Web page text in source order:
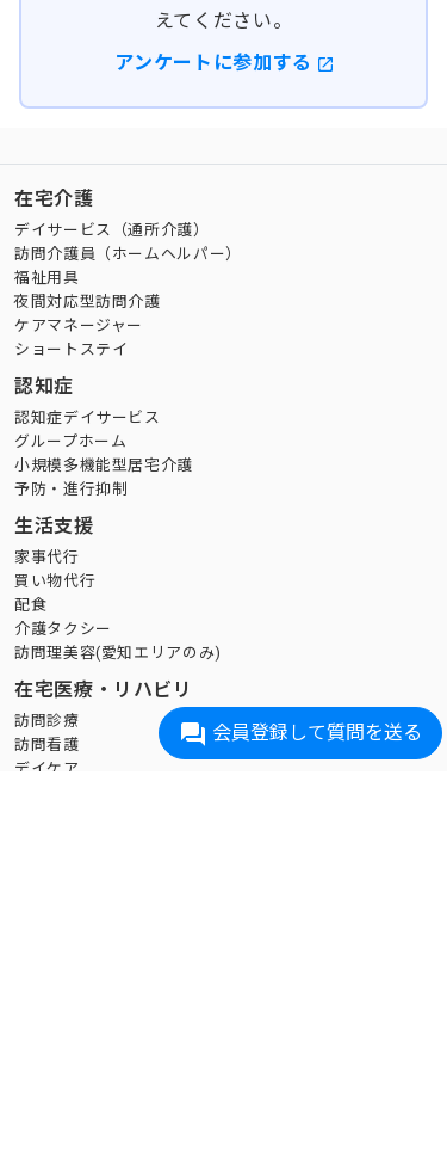
会員登録して質問を送る
えてください。
アンケートに参加する
在宅介護
デイサービス（通所介護）
訪問介護員（ホームヘルパー）
福祉用具
夜間対応型訪問介護
ケアマネージャー
ショートステイ
認知症
認知症デイサービス
グループホーム
小規模多機能型居宅介護
予防・進行抑制
生活支援
家事代行
買い物代行
配食
介護タクシー
訪問理美容(愛知エリアのみ)
在宅医療・リハビリ
訪問診療
訪問看護
デイケア